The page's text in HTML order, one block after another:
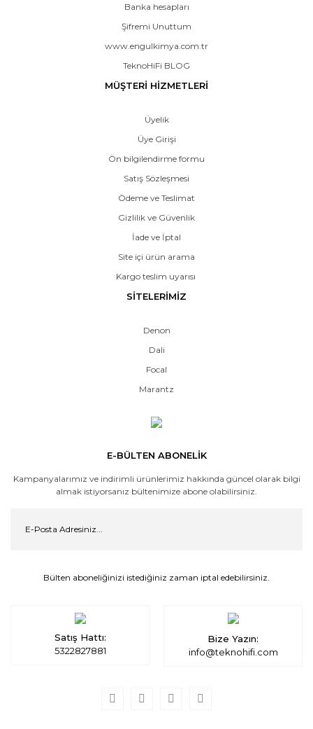
Banka hesapları
Şifremi Unuttum
www.engulkimya.com.tr
TeknoHiFi BLOG
MÜŞTERİ HİZMETLERİ
Üyelik
Üye Girişi
Ön bilgilendirme formu
Satış Sözleşmesi
Ödeme ve Teslimat
Gizlilik ve Güvenlik
İade ve İptal
Site içi ürün arama
Kargo teslim uyarısı
SİTELERİMİZ
Denon
Dali
Focal
Marantz
E-BÜLTEN ABONELİK
Kampanyalarımız ve indirimli ürünlerimiz hakkında güncel olarak bilgi
almak istiyorsanız bültenimize abone olabilirsiniz.
Bülten aboneliğinizi istediğiniz zaman iptal edebilirsiniz.
Satış Hattı:
5322827881
Bize Yazın:
info@teknohifi.com